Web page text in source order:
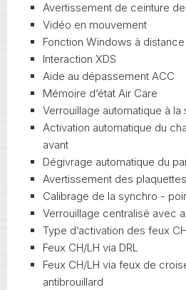
Avertissement de ceinture
Vidéo en mouvement
Fonction Windows à distance
Interaction XDS
Aide au dépassement ACC
Mémoire d’état Air Care
Verrouillage automatique à la
Activation automatique du
avant
Dégivrage automatique du
Avertissement des
Calibrage de la synchro -
Verrouillage centralisé avec
Type d’activation des feux CH
Feux CH/LH via DRL
Feux CH/LH via feux de
antibrouillard